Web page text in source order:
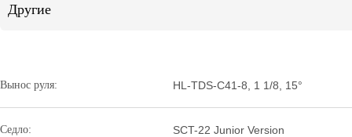
Другие
Вынос руля: HL-TDS-C41-8, 1 1/8, 15°
Седло: SCT-22 Junior Version